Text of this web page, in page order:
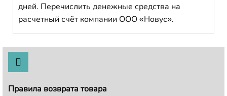
дней. Перечислить денежные средства на
расчетный счёт компании ООО «Новус».
Правила возврата товара